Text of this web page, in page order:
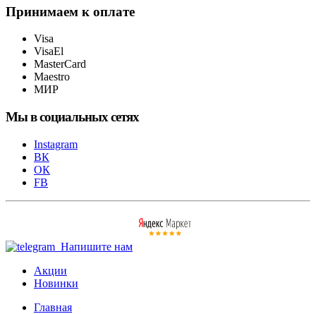
Принимаем к оплате
Visa
VisaEl
MasterCard
Maestro
МИР
Мы в социальных сетях
Instagram
ВК
ОК
FB
Напишите нам
Акции
Новинки
Главная